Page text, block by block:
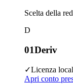
Scelta della
D
01Deriv
✓Licenza
Apri conto